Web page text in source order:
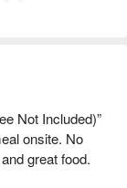
Not Included)”
onsite. No
great food.